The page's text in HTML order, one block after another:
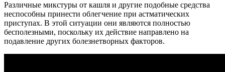
Различные микстуры от кашля и другие подобные средства
неспособны принести облегчение при астматических
приступах. В этой ситуации они являются полностью
бесполезными, поскольку их действие направлено на
подавление других болезнетворных факторов.